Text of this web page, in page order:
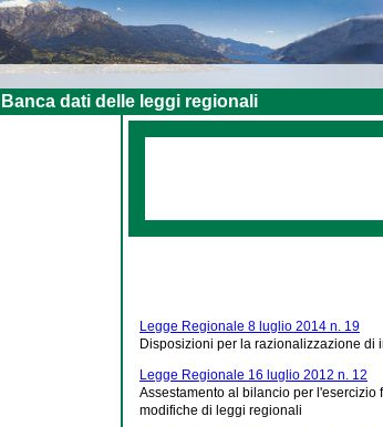
Banca dati delle leggi regionali
Legge Regionale 8 luglio 2014 n. 19
Disposizioni per la razionalizzazione di
Legge Regionale 16 luglio 2012 n. 12
Assestamento al bilancio per
modifiche di leggi regionali